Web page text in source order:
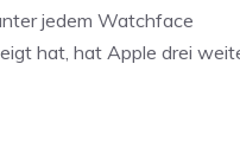
jedem Watchface
hat, hat Apple drei